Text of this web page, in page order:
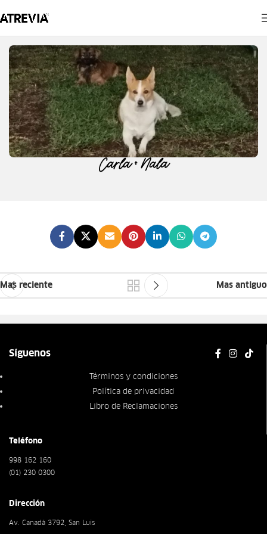
Carla + Nala
Mas reciente Mas antiguo
Síguenos
Términos y condiciones
Política de privacidad
Libro de Reclamaciones
Teléfono
998 162 160
(01) 230 0300
Dirección
Av. Canadá 3792, San Luis